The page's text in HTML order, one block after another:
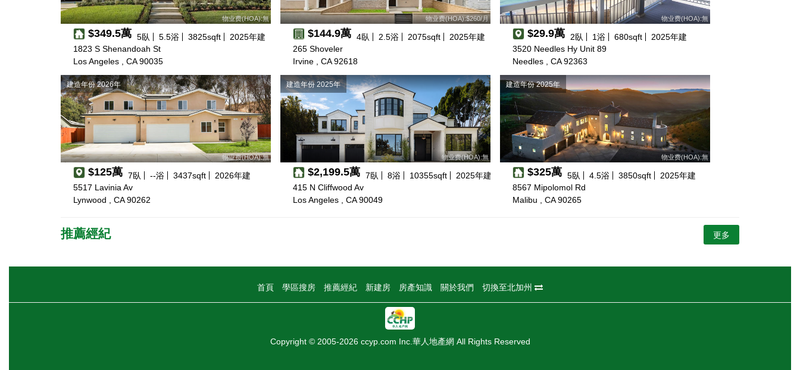
物业费(HOA):無
$349.5萬 5臥 5.5浴 3825sqft 2025年建
1823 S Shenandoah St
Los Angeles , CA 90035
物业费(HOA):$260/月
$144.9萬 4臥 2.5浴 2075sqft 2025年建
265 Shoveler
Irvine , CA 92618
物业费(HOA):無
$29.9萬 2臥 1浴 680sqft 2025年建
3520 Needles Hy Unit 89
Needles , CA 92363
建造年份 2026年
物业费(HOA):無
$125萬 7臥 --浴 3437sqft 2026年建
5517 Lavinia Av
Lynwood , CA 90262
建造年份 2025年
物业费(HOA):無
$2,199.5萬 7臥 8浴 10355sqft 2025年建
415 N Cliffwood Av
Los Angeles , CA 90049
建造年份 2025年
物业费(HOA):無
$325萬 5臥 4.5浴 3850sqft 2025年建
8567 Mipolomol Rd
Malibu , CA 90265
推薦經紀 更多
首頁 學區搜房 推薦經紀 新建房 房產知識 關於我們 切換至北加州
Copyright © 2005-2026 ccyp.com Inc.華人地產網 All Rights Reserved